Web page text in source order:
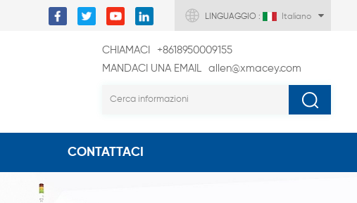
LINGUAGGIO : Italiano
CHIAMACI
+8618950009155
MANDACI UNA EMAIL
allen@xmacey.com
CONTATTACI